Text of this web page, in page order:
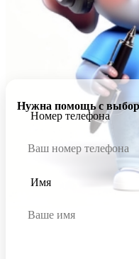
Нужна помощь с
Номер телефона
Имя